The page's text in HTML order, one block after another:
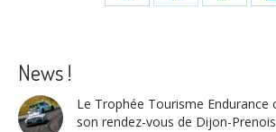
Share Share Share
News !
Le Trophée Tourisme Endurance
son rendez-vous de Dijon-